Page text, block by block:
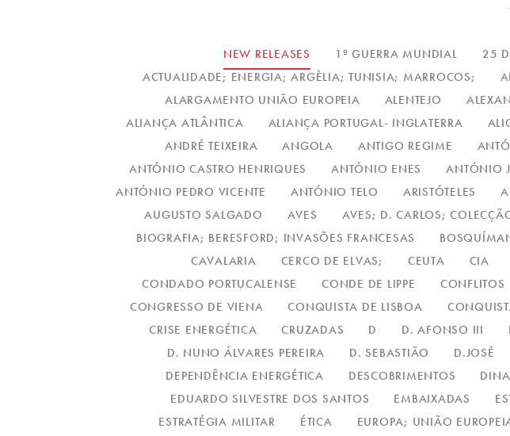
NEW RELEASES 1ª GUERRA MUNDIAL 25
ACTUALIDADE; ENERGIA; ARGÈLIA; TUNISIA; MARROCOS;
ALARGAMENTO UNIÃO EUROPEIA
ALENTEJO
ALIANÇA ATLÂNTICA
ALIANÇA PORTUGAL- INGLATERRA
ANDRÉ TEIXEIRA
ANGOLA ANTIGO REGIME
ANTÓNIO CASTRO HENRIQUES
ANTÓNIO ENES ANTÓNIO
ANTÓNIO PEDRO VICENTE
ANTÓNIO TELO ARISTÓTELES
AUGUSTO SALGADO
AVES AVES; D. CARLOS;
BIOGRAFIA; BERESFORD; INVASÕES FRANCESAS
CAVALARIA
CERCO DE ELVAS; CEUTA CIA
CONDADO PORTUCALENSE
CONDE DE LIPPE CONFLITOS
CONGRESSO DE VIENA
CONQUISTA DE LISBOA
CRISE ENERGÉTICA
CRUZADAS D D. AFONSO III
D. NUNO ÁLVARES PEREIRA
D. SEBASTIÃO D.JOSÉ
DEPENDÊNCIA ENERGÉTICA
DESCOBRIMENTOS
EDUARDO SILVESTRE DOS SANTOS
EMBAIXADAS
ESTRATÉGIA MILITAR
ÉTICA EUROPA; UNIÃO